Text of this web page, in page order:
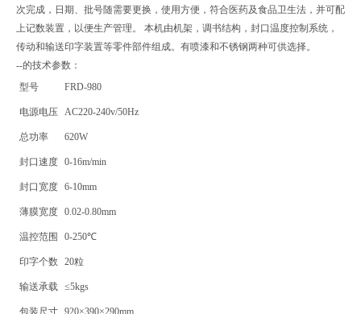
次完成，日期、批号随需要更换，使用方便，符合医药及食品卫生法，并可配
上记数装置，以便生产管理。 本机由机架，调书结构，封口温度控制系统，
传动和输送印字装置等零件部件组成。有喷漆和不锈钢两种可供选择。
--的技术参数：
型号
FRD-980
电源电压 AC220-240v/50Hz
总功率 620W
封口速度 0-16m/min
封口宽度 6-10mm
薄膜宽度 0.02-0.80mm
温控范围 0-250℃
印字个数 20粒
输送承载 ≤5kgs
包装尺寸 920×390×290mm